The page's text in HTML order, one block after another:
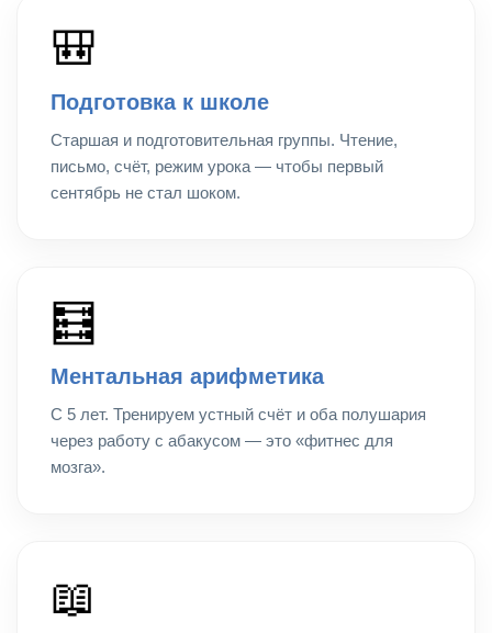
🎒
Подготовка к школе
Старшая и подготовительная группы. Чтение,
письмо, счёт, режим урока — чтобы первый
сентябрь не стал шоком.
🧮
Ментальная арифметика
С 5 лет. Тренируем устный счёт и оба полушария
через работу с абакусом — это «фитнес для
мозга».
📖